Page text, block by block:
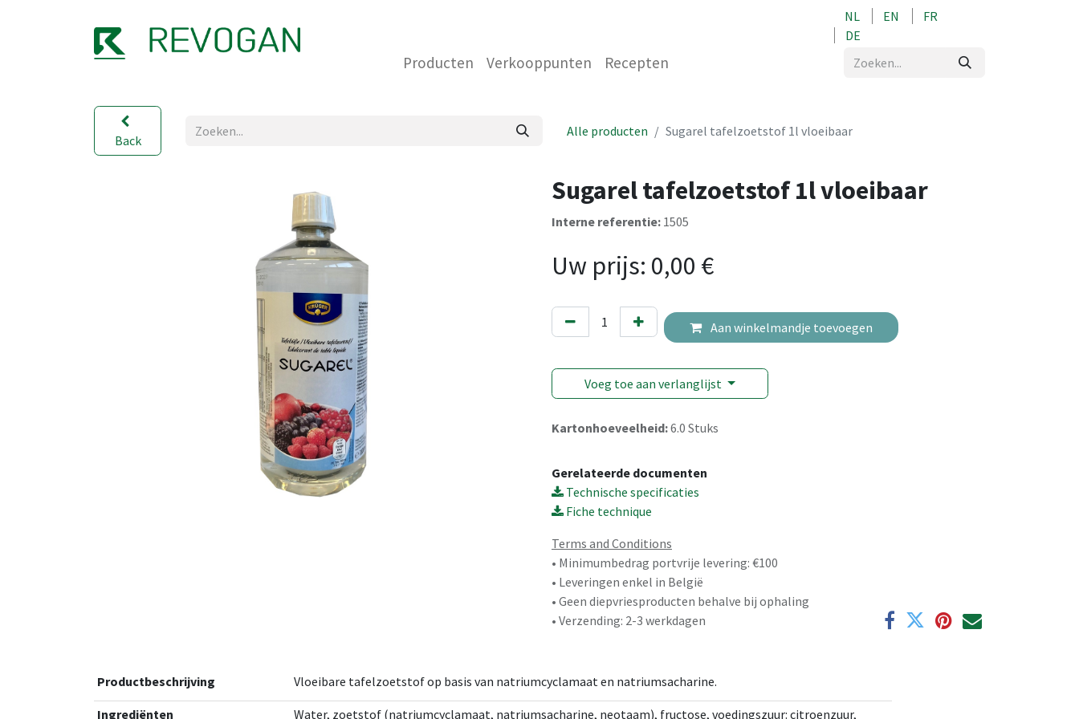
NL EN
FR
DE
Producten Verkooppunten Recepten
Back
Alle producten Sugarel tafelzoetstof 1l vloeibaar
Sugarel tafelzoetstof 1l vloeibaar
Interne referentie: 1505
Uw prijs: 0,00 €
Aan winkelmandje toevoegen
Voeg toe aan verlanglijst
Kartonhoeveelheid:6.0 Stuks
Gerelateerde documenten
Technische specificaties
Fiche technique
Terms and Conditions
• Minimumbedrag portvrije levering: €100
• Leveringen enkel in België
• Geen diepvriesproducten behalve bij ophaling
• Verzending: 2-3 werkdagen
Productbeschrijving Vloeibare tafelzoetstof op basis van natriumcyclamaat en natriumsacharine.
Ingrediënten Water, zoetstof (natriumcyclamaat, natriumsacharine, neotaam), fructose, voedingszuur: citroenzuur,